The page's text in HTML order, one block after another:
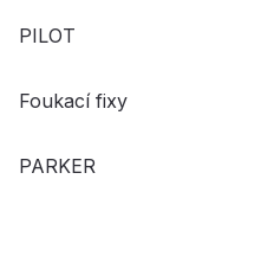
PILOT
Foukací fixy
PARKER